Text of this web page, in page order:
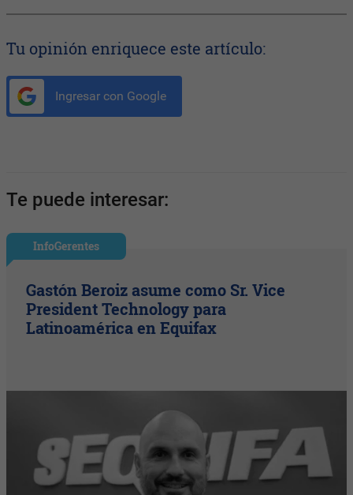
Tu opinión enriquece este artículo:
Ingresar con Google
Te puede interesar:
InfoGerentes
Gastón Beroiz asume como Sr. Vice
President Technology para
Latinoamérica en Equifax